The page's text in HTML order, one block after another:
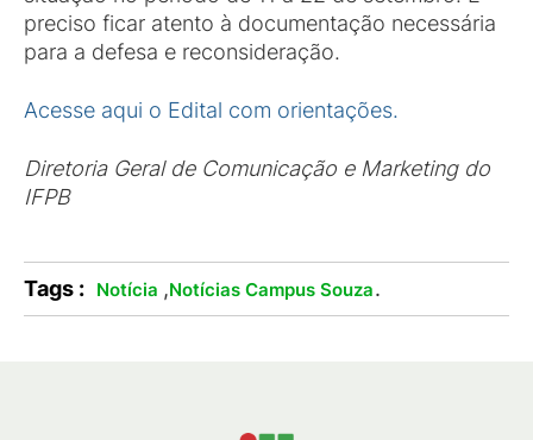
preciso ficar atento à documentação necessária
para a defesa e reconsideração.
Acesse aqui o Edital com orientações.
Diretoria Geral de Comunicação e Marketing do
IFPB
Tags : Notícia ,Notícias Campus Souza.